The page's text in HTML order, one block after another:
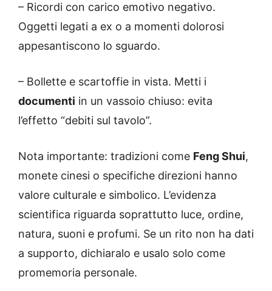
– Ricordi con carico emotivo negativo.
Oggetti legati a ex o a momenti dolorosi
appesantiscono lo sguardo.
– Bollette e scartoffie in vista. Metti i
documenti in un vassoio chiuso: evita
l’effetto “debiti sul tavolo”.
Nota importante: tradizioni come Feng Shui,
monete cinesi o specifiche direzioni hanno
valore culturale e simbolico. L’evidenza
scientifica riguarda soprattutto luce, ordine,
natura, suoni e profumi. Se un rito non ha dati
a supporto, dichiaralo e usalo solo come
promemoria personale.